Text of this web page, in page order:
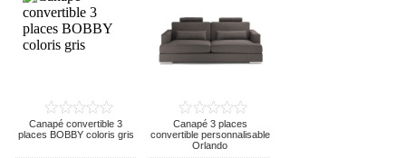
Canapé convertible 3
places BOBBY coloris gris
Canapé 3 places
convertible personnalisable
Orlando